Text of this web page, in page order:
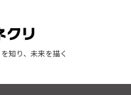
知り、未来を描く